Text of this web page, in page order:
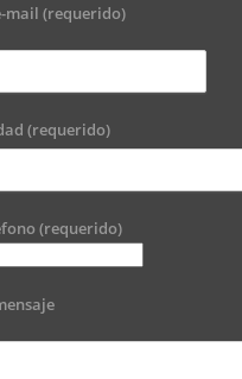
mail (requerido)
(requerido)
(requerido)